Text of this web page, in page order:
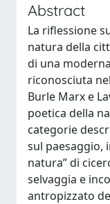
Abstract
La riflessione
natura della
di una
riconosciuta
Burle Marx e
poetica della
categorie
sul paesaggio,
natura” di
selvaggia e
antropizzato